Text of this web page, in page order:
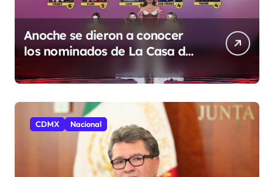
Anoche se dieron a conocer
los nominados de La Casa de
los Famosos México 2026 en la
segunda semana
CDMX Nacional